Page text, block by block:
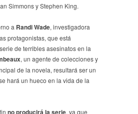
Simmons y Stephen King.
a Randi Wade, investigadora
protagonistas, que está
de terribles asesinatos en la
, un agente de colecciones y
de la novela, resultará ser un
hará un hueco en la vida de la
no producirá la serie, ya que